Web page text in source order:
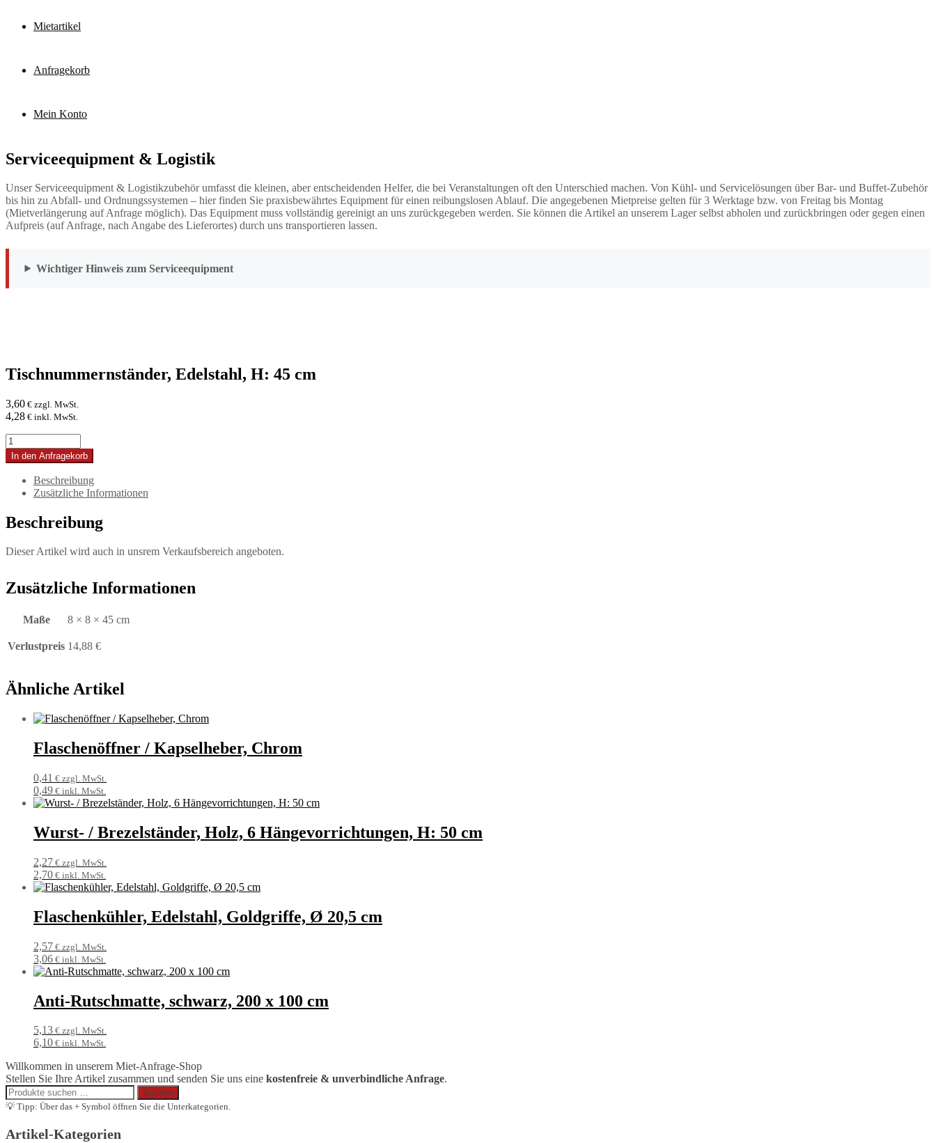
Mietartikel
Anfragekorb
Mein Konto
Serviceequipment & Logistik
Unser Serviceequipment & Logistikzubehör umfasst die kleinen, aber entscheidenden Helfer, die bei Veranstaltungen oft den Unterschied machen. Von Kühl- und Servicelösungen über Bar- und Buffet-Zubehör
bis hin zu Abfall- und Ordnungssystemen – hier finden Sie praxisbewährtes Equipment für einen reibungslosen Ablauf. Die angegebenen Mietpreise gelten für 3 Werktage bzw. von Freitag bis Montag
(Mietverlängerung auf Anfrage möglich). Das Equipment muss vollständig gereinigt an uns zurückgegeben werden. Sie können die Artikel an unserem Lager selbst abholen und zurückbringen oder gegen einen
Aufpreis (auf Anfrage, nach Angabe des Lieferortes) durch uns transportieren lassen.
Wichtiger Hinweis zum Serviceequipment
Tischnummernständer, Edelstahl, H: 45 cm
3,60 € zzgl. MwSt.
4,28 € inkl. MwSt.
Tischnummernständer,
Edelstahl,
H:
Menge
In den Anfragekorb
Beschreibung
Zusätzliche Informationen
Beschreibung
Dieser Artikel wird auch in unsrem Verkaufsbereich angeboten.
Zusätzliche Informationen
Maße 8 × 8 × 45 cm
Verlustpreis 14,88 €
Ähnliche Artikel
Flaschenöffner / Kapselheber, Chrom
0,41 € zzgl. MwSt.
0,49 € inkl. MwSt.
Wurst- / Brezelständer, Holz, 6 Hängevorrichtungen, H: 50 cm
2,27 € zzgl. MwSt.
2,70 € inkl. MwSt.
Flaschenkühler, Edelstahl, Goldgriffe, Ø 20,5 cm
2,57 € zzgl. MwSt.
3,06 € inkl. MwSt.
Anti-Rutschmatte, schwarz, 200 x 100 cm
5,13 € zzgl. MwSt.
6,10 € inkl. MwSt.
Willkommen in unserem Miet-Anfrage-Shop
Stellen Sie Ihre Artikel zusammen und senden Sie uns eine kostenfreie & unverbindliche Anfrage.
Suchen
nach:
Suchen
💡 Tipp: Über das + Symbol öffnen Sie die Unterkategorien.
Artikel-Kategorien